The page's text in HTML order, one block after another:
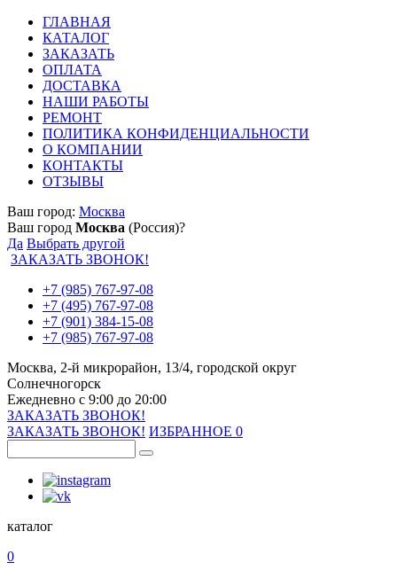
ГЛАВНАЯ
КАТАЛОГ
ЗАКАЗАТЬ
ОПЛАТА
ДОСТАВКА
НАШИ РАБОТЫ
РЕМОНТ
ПОЛИТИКА КОНФИДЕНЦИАЛЬНОСТИ
О КОМПАНИИ
КОНТАКТЫ
ОТЗЫВЫ
Ваш город: Москва
Ваш город Москва (Россия)?
Да Выбрать другой
ЗАКАЗАТЬ ЗВОНОК!
+7 (985) 767-97-08
+7 (495) 767-97-08
+7 (901) 384-15-08
+7 (985) 767-97-08
Москва, 2-й микрорайон, 13/4, городской округ
Солнечногорск
Ежедневно с 9:00 до 20:00
ЗАКАЗАТЬ ЗВОНОК!
ЗАКАЗАТЬ ЗВОНОК! ИЗБРАННОЕ 0
каталог
0